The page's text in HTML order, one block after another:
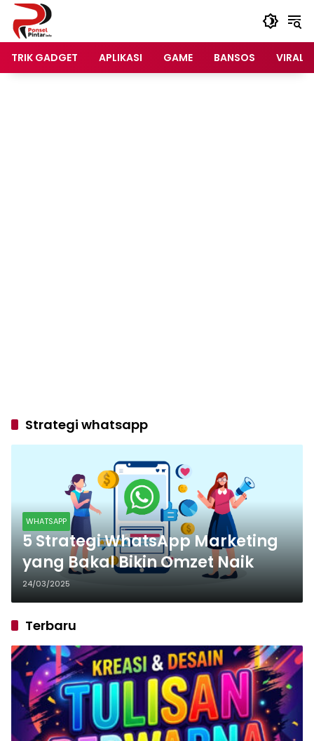
Langsung
konten
TRIK GADGET
APLIKASI GAME BANSOS VIRAL
Strategi whatsapp
WHATSAPP
5 Strategi WhatsApp Marketing
yang Bakal Bikin Omzet Naik
24/03/2025
Terbaru